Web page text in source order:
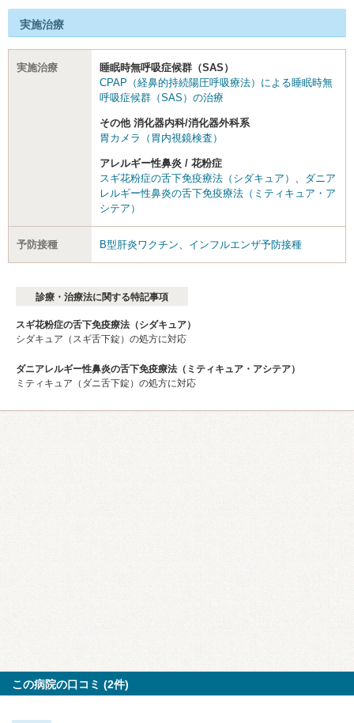
実施治療
実施治療
睡眠時無呼吸症候群（SAS）
CPAP（経鼻的持続陽圧呼吸療法）による睡眠時無
呼吸症候群（SAS）の治療
その他 消化器内科/消化器外科系
胃カメラ（胃内視鏡検査）
アレルギー性鼻炎 / 花粉症
スギ花粉症の舌下免疫療法（シダキュア） 、 ダニア
レルギー性鼻炎の舌下免疫療法（ミティキュア・ア
シテア）
予防接種 B型肝炎ワクチン、 インフルエンザ予防接種
診療・治療法に関する特記事項
スギ花粉症の舌下免疫療法（シダキュア）
シダキュア（スギ舌下錠）の処方に対応
ダニアレルギー性鼻炎の舌下免疫療法（ミティキュア・アシテア）
ミティキュア（ダニ舌下錠）の処方に対応
この病院の口コミ (2件)